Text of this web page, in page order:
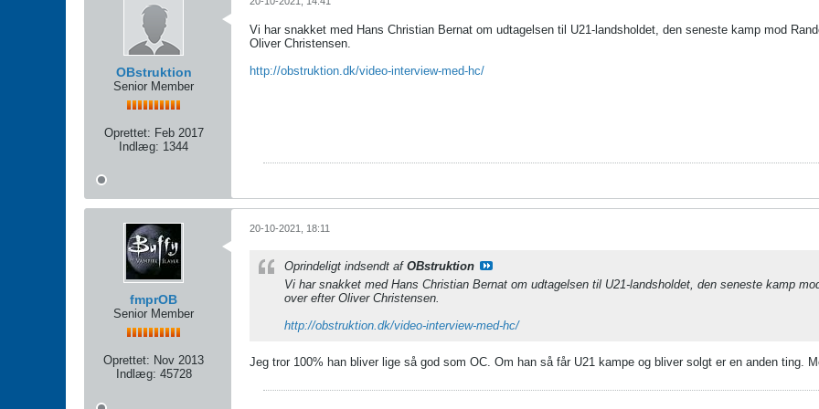
OBstruktion
Senior Member
Oprettet: Feb 2017
Indlæg: 1344
Vi har snakket med Hans Christian Bernat om udtagelsen til U21-landsholdet, den seneste kamp mod
Oliver Christensen.
http://obstruktion.dk/video-interview-med-hc/
fmprOB
Senior Member
Oprettet: Nov 2013
Indlæg: 45728
20-10-2021, 18:11
Oprindeligt indsendt af OBstruktion
Vi har snakket med Hans Christian Bernat om udtagelsen til U21-landsholdet, den seneste kamp
over efter Oliver Christensen.
http://obstruktion.dk/video-interview-med-hc/
Jeg tror 100% han bliver lige så god som OC. Om han så får U21 kampe og bliver solgt er en anden ting.